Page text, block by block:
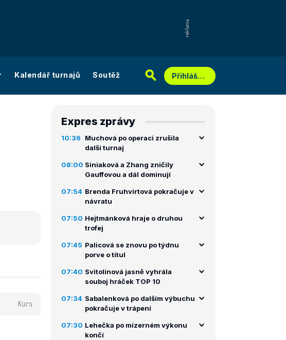
Kalendář turnajů Soutěž Přihlášení
Kurs
Expres zprávy
10:36
Muchová po operaci zrušila
další turnaj
08:00 Siniaková a Zhang zničily
Gauffovou a dál dominují
07:54 Brenda Fruhvirtová pokračuje v
návratu
07:50 Hejtmánková hraje o druhou
trofej
07:45 Palicová se znovu po týdnu
porve o titul
07:40 Svitolinová jasně vyhrála
souboj hráček TOP 10
07:34 Sabalenková po dalším výbuchu
pokračuje v trápení
07:30 Lehečka po mizerném výkonu
končí